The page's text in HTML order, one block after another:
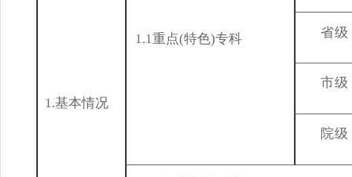
1.基本情况
1.1重点(特色)专科 省级
市级
院级